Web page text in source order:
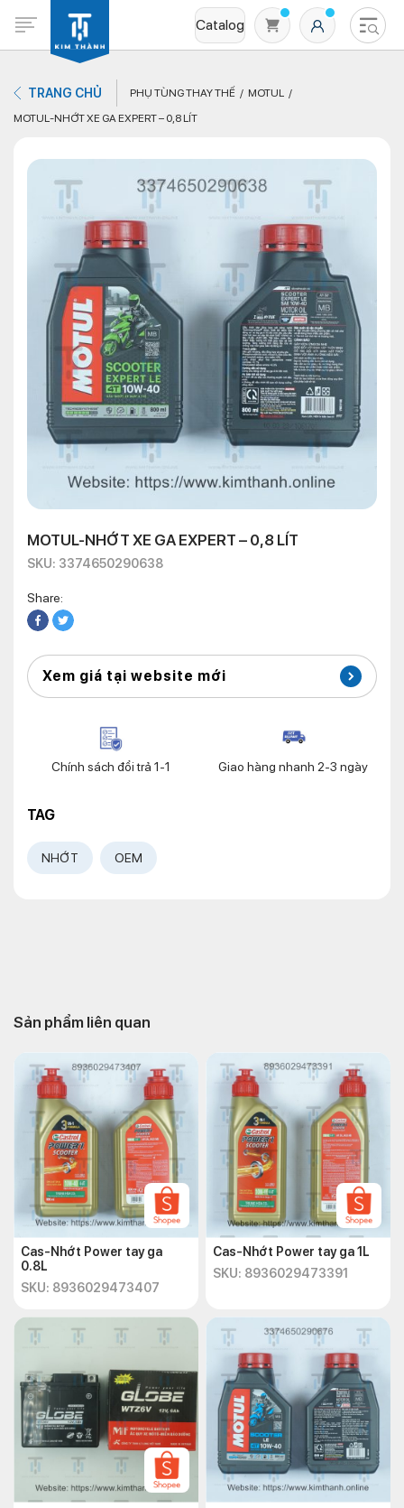
Catalog
Không có sản phẩm nào trong giỏ hàng
TRANG CHỦ PHỤ TÙNG THAY THẾ
MOTUL
MOTUL-NHỚT XE GA EXPERT – 0,8 LÍT
MOTUL-NHỚT XE GA EXPERT – 0,8 LÍT
SKU: 3374650290638
Share:
Xem giá tại website mới
Chính sách đổi trả 1-1 Giao hàng nhanh 2-3 ngày
TAG
NHỚT OEM
Sản phẩm liên quan
Cas-Nhớt Power tay ga
0.8L
SKU: 8936029473407
Cas-Nhớt Power tay ga 1L
SKU: 8936029473391